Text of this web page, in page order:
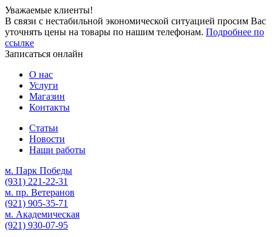
Уважаемые клиенты!
В связи с нестабильной экономической ситуацией просим Вас
уточнять цены на товары по нашим телефонам. Подробнее по
ссылке
Записаться онлайн
О нас
Услуги
Магазин
Контакты
Статьи
Новости
Наши работы
м. Парк Победы
(931) 221-22-31
м. пр. Ветеранов
(921) 905-35-71
м. Академическая
(921) 930-07-95